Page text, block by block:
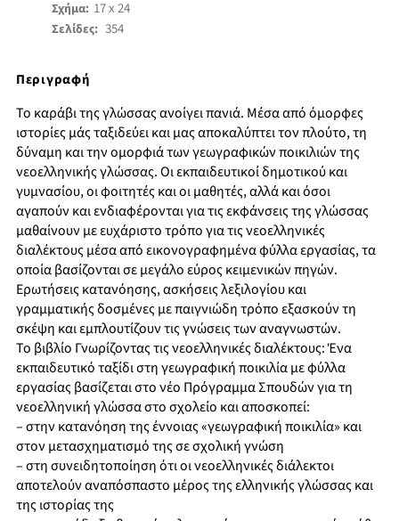
Σχήμα: 17 x 24
Σελίδες: 354
Περιγραφή
Το καράβι της γλώσσας ανοίγει πανιά. Μέσα από όμορφες
ιστορίες μάς ταξιδεύει και μας αποκαλύπτει τον πλούτο, τη
δύναμη και την ομορφιά των γεωγραφικών ποικιλιών της
νεοελληνικής γλώσσας. Οι εκπαιδευτικοί δημοτικού και
γυμνασίου, οι φοιτητές και οι μαθητές, αλλά και όσοι
αγαπούν και ενδιαφέρονται για τις εκφάνσεις της γλώσσας
μαθαίνουν με ευχάριστο τρόπο για τις νεοελληνικές
διαλέκτους μέσα από εικονογραφημένα φύλλα εργασίας, τα
οποία βασίζονται σε μεγάλο εύρος κειμενικών πηγών.
Ερωτήσεις κατανόησης, ασκήσεις λεξιλογίου και
γραμματικής δοσμένες με παιγνιώδη τρόπο εξασκούν τη
σκέψη και εμπλουτίζουν τις γνώσεις των αναγνωστών.
Το βιβλίο Γνωρίζοντας τις νεοελληνικές διαλέκτους: Ένα
εκπαιδευτικό ταξίδι στη γεωγραφική ποικιλία με φύλλα
εργασίας βασίζεται στο νέο Πρόγραμμα Σπουδών για τη
νεοελληνική γλώσσα στο σχολείο και αποσκοπεί:
– στην κατανόηση της έννοιας «γεωγραφική ποικιλία» και
στον μετασχηματισμό της σε σχολική γνώση
– στη συνειδητοποίηση ότι οι νεοελληνικές διάλεκτοι
αποτελούν αναπόσπαστο μέρος της ελληνικής γλώσσας και
της ιστορίας της